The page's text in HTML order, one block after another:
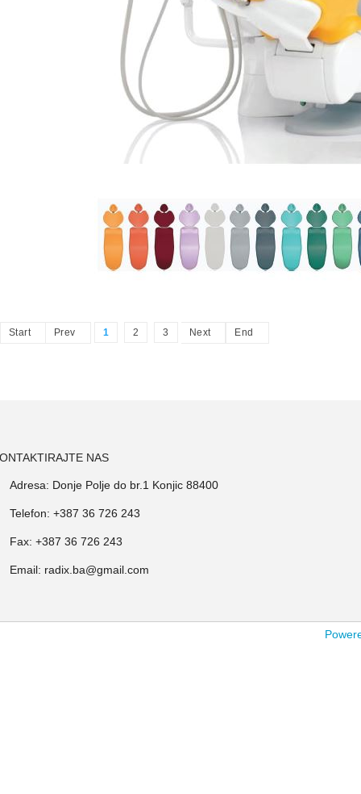
Start Prev 1 2 3 Next End
NAS
Adresa: Donje Polje do br.1 Konjic 88400
Telefon: +387 36 726 243
Fax: +387 36 726 243
Email: radix.ba@gmail.com